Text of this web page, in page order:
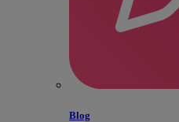
Blog